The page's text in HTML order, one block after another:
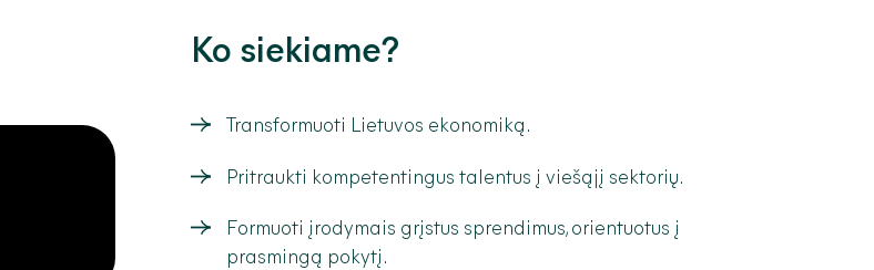
Ko siekiame?
Transformuoti Lietuvos ekonomiką.
Pritraukti kompetentingus talentus į viešąjį sektorių.
Formuoti įrodymais grįstus sprendimus, orientuotus į
prasmingą pokytį.